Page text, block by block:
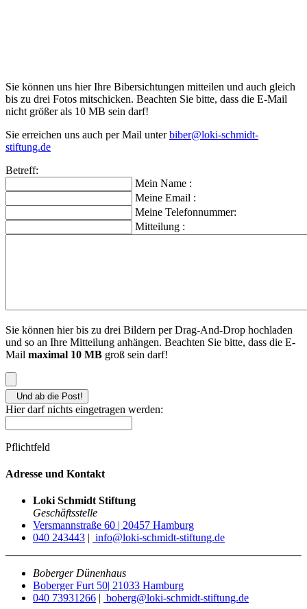
Sie können uns hier Ihre Bibersichtungen mitteilen und auch gleich
bis zu drei Fotos mitschicken. Beachten Sie bitte, dass die E-Mail
nicht größer als 10 MB sein darf!
Sie erreichen uns auch per Mail unterbiber@loki-schmidt-
stiftung.de
Betreff:
Mein Name :
Meine Email :
Meine Telefonnummer:
Mitteilung :
Sie können hier bis zu drei Bildern per Drag-And-Drop hochladen
und so an Ihre Mitteilung anhängen. Beachten Sie bitte, dass die E-
Mail maximal 10 MB groß sein darf!
Und ab die Post!
Hier darf nichts eingetragen werden:
Pflichtfeld
Adresse und Kontakt
Loki Schmidt Stiftung
Geschäftsstelle
Versmannstraße 60 | 20457 Hamburg
040 243443 | info@loki-schmidt-stiftung.de
Boberger Dünenhaus
Boberger Furt 50| 21033 Hamburg
040 73931266 | boberg@loki-schmidt-stiftung.de